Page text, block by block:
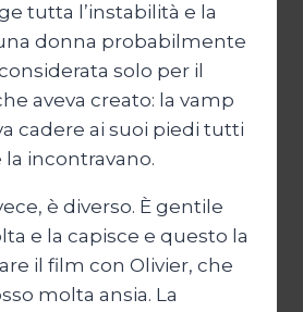
tutta l’instabilità e la
donna probabilmente
solo per il
aveva creato: la vamp
cadere ai suoi piedi tutti
incontravano.
è diverso. È gentile
e la capisce e questo la
il film con Olivier, che
molta ansia. La